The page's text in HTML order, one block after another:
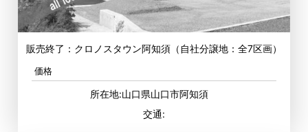
販売終了：クロノスタウン阿知須（自社分譲地：全7区画）
価格
所在地:山口県山口市阿知須
交通: